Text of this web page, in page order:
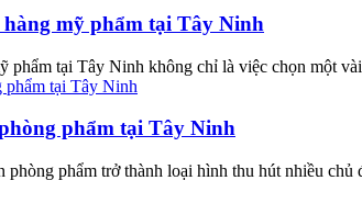
mỹ phẩm tại Tây Ninh
phẩm tại Tây Ninh không chỉ là việc chọn một
phẩm tại Tây Ninh
phẩm trở thành loại hình thu hút nhiều chủ